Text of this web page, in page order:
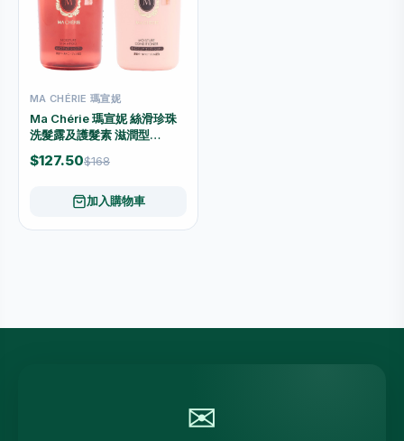
MA CHÉRIE 瑪宣妮
Ma Chérie 瑪宣妮 絲滑珍珠
洗髮露及護髮素 滋潤型
450ml x2 優惠套裝
$127.50$168
加入購物車
✉